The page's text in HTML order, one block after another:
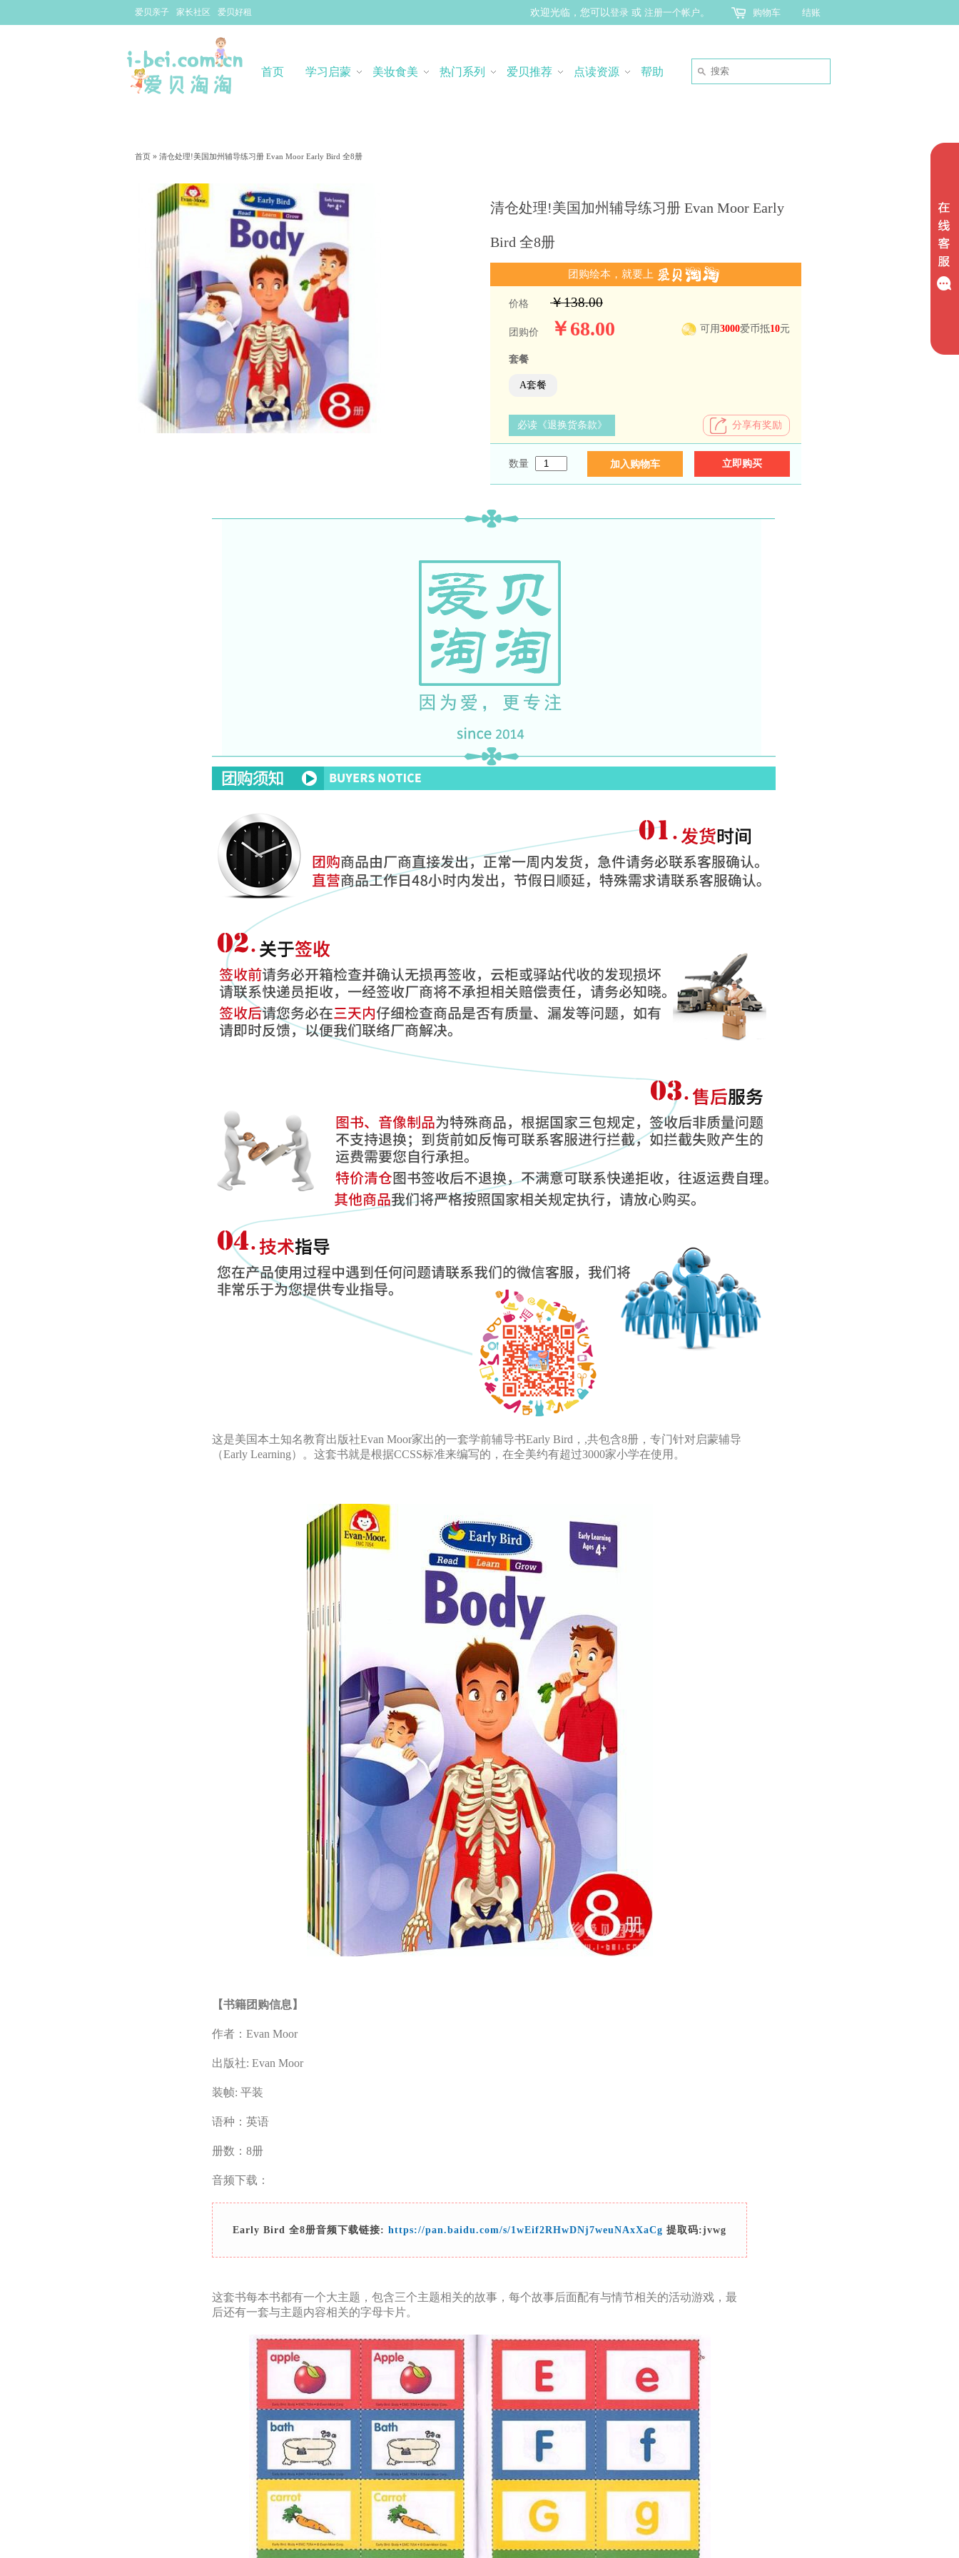
爱贝亲子 家长社区 爱贝好租 结账
购物车
欢迎光临，您可以登录 或 注册一个帐户。
首页 学习启蒙 美妆食美 热门系列 爱贝推荐 点读资源 帮助
首页 » 清仓处理!美国加州辅导练习册 Evan Moor Early Bird 全8册
清仓处理!美国加州辅导练习册 Evan Moor Early
Bird 全8册
团购绘本，就要上
价格 ￥138.00
团购价 ￥68.00 可用3000爱币抵10元
套餐
A套餐
必读《退换货条款》 分享有奖励
数量 立即购买
这是美国本土知名教育出版社Evan Moor家出的一套学前辅导书Early Bird，,共包含8册，专门针对启蒙辅导
（Early Learning）。这套书就是根据CCSS标准来编写的，在全美约有超过3000家小学在使用。
【书籍团购信息】
作者：Evan Moor
出版社: Evan Moor
装帧: 平装
语种：英语
册数：8册
音频下载：
Early Bird 全8册音频下载链接: https://pan.baidu.com/s/1wEif2RHwDNj7weuNAxXaCg 提取码:jvwg
这套书每本书都有一个大主题，包含三个主题相关的故事，每个故事后面配有与情节相关的活动游戏，最
后还有一套与主题内容相关的字母卡片。